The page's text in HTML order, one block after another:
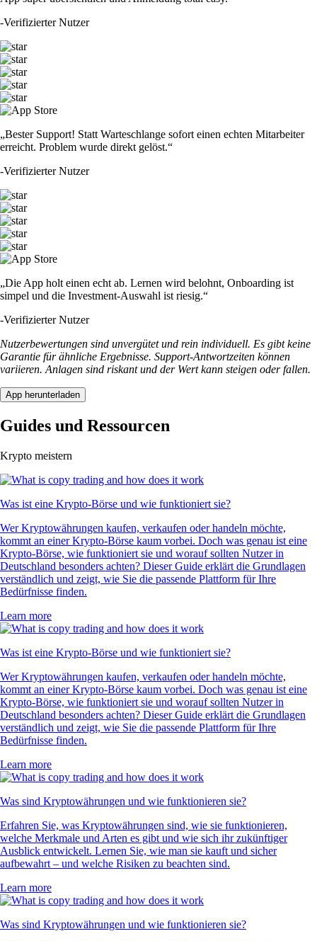
-Verifizierter Nutzer
„Bester Support! Statt Warteschlange sofort einen echten Mitarbeiter
erreicht. Problem wurde direkt gelöst.“
-Verifizierter Nutzer
„Die App holt einen echt ab. Lernen wird belohnt, Onboarding ist
simpel und die Investment-Auswahl ist riesig.“
-Verifizierter Nutzer
Nutzerbewertungen sind unvergütet und rein individuell. Es gibt keine
Garantie für ähnliche Ergebnisse. Support-Antwortzeiten können
variieren. Anlagen sind riskant und der Wert kann steigen oder fallen.
App herunterladen
Guides und Ressourcen
Krypto meistern
Was ist eine Krypto-Börse und wie funktioniert sie?
Wer Kryptowährungen kaufen, verkaufen oder handeln möchte,
kommt an einer Krypto-Börse kaum vorbei. Doch was genau ist eine
Krypto-Börse, wie funktioniert sie und worauf sollten Nutzer in
Deutschland besonders achten? Dieser Guide erklärt die Grundlagen
verständlich und zeigt, wie Sie die passende Plattform für Ihre
Bedürfnisse finden.
Learn more
Was ist eine Krypto-Börse und wie funktioniert sie?
Wer Kryptowährungen kaufen, verkaufen oder handeln möchte,
kommt an einer Krypto-Börse kaum vorbei. Doch was genau ist eine
Krypto-Börse, wie funktioniert sie und worauf sollten Nutzer in
Deutschland besonders achten? Dieser Guide erklärt die Grundlagen
verständlich und zeigt, wie Sie die passende Plattform für Ihre
Bedürfnisse finden.
Learn more
Was sind Kryptowährungen und wie funktionieren sie?
Erfahren Sie, was Kryptowährungen sind, wie sie funktionieren,
welche Merkmale und Arten es gibt und wie sich ihr zukünftiger
Ausblick entwickelt. Lernen Sie, wie man sie kauft und sicher
aufbewahrt – und welche Risiken zu beachten sind.
Learn more
Was sind Kryptowährungen und wie funktionieren sie?